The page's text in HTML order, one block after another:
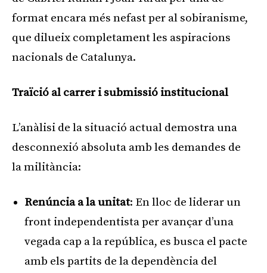
format encara més nefast per al sobiranisme,
que dilueix completament les aspiracions
nacionals de Catalunya.
Traïció al carrer i submissió institucional
L’anàlisi de la situació actual demostra una
desconnexió absoluta amb les demandes de
la militància:
Renúncia a la unitat: En lloc de liderar un
front independentista per avançar d’una
vegada cap a la república, es busca el pacte
amb els partits de la dependència del